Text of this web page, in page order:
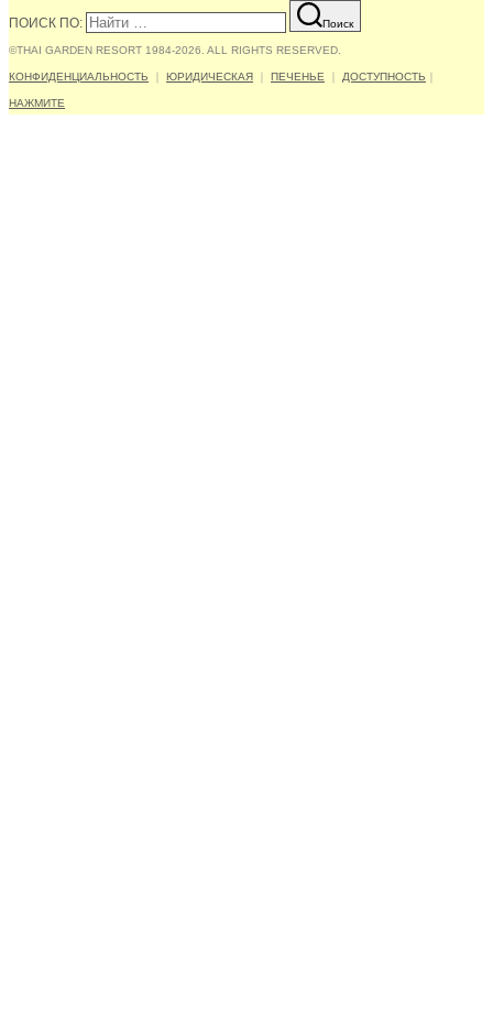
ПОИСК ПО: Поиск
©THAI GARDEN RESORT 1984-2026. ALL RIGHTS RESERVED.
КОНФИДЕНЦИАЛЬНОСТЬ ЮРИДИЧЕСКАЯ ПЕЧЕНЬЕ ДОСТУПНОСТЬ
НАЖМИТЕ